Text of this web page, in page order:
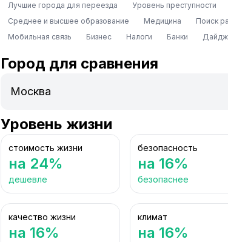
Лучшие города для переезда
Уровень преступности
Среднее и высшее образование
Медицина Поиск
Мобильная связь
Бизнес Налоги Банки
Город для сравнения
Уровень жизни
стоимость жизни
на 24%
дешевле
безопасность
на 16%
безопаснее
качество жизни
на 16%
климат
на 16%